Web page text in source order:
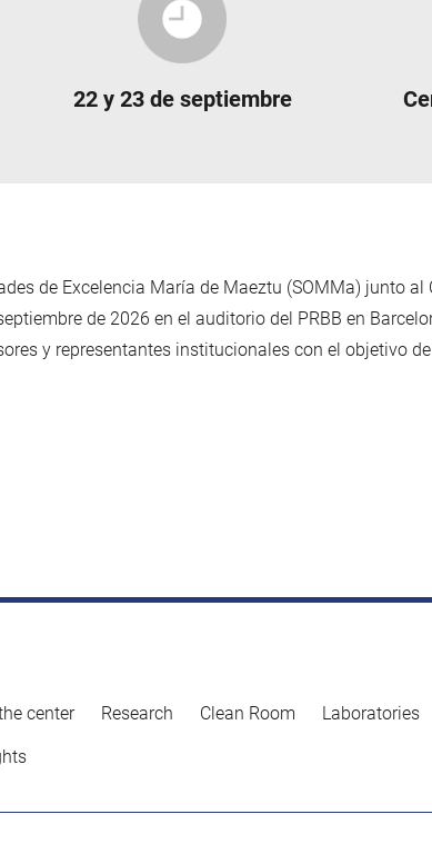
22 y 23 de septiembre
de Excelencia María de Maeztu (SOMMa) junto
de 2026 en el auditorio del PRBB en
y representantes institucionales con el objetivo
center Research Clean Room Laboratories